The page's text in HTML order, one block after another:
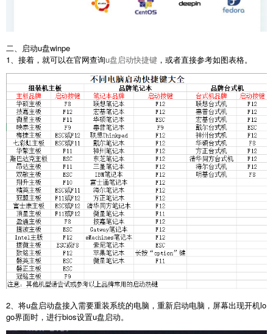
二、启动u盘winpe
1、接着，就可以在官网查询u盘启动快捷键 ，或者直接参考如图表格。
2、将u盘启动盘接入需要重装系统的电脑，重新启动电脑，屏幕出现开机lo
go界面时，进行bios设置u盘启动。